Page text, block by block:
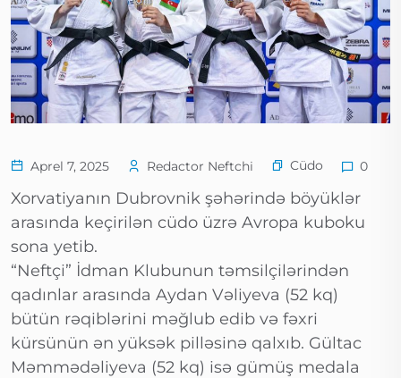
Aprel 7, 2025 Redactor Neftchi Cüdo 0
Xorvatiyanın Dubrovnik şəhərində böyüklər
arasında keçirilən cüdo üzrə Avropa kuboku
sona yetib.
“Neftçi” İdman Klubunun təmsilçilərindən
qadınlar arasında Aydan Vəliyeva (52 kq)
bütün rəqiblərini məğlub edib və fəxri
kürsünün ən yüksək pilləsinə qalxıb. Gültac
Məmmədəliyeva (52 kq) isə gümüş medala